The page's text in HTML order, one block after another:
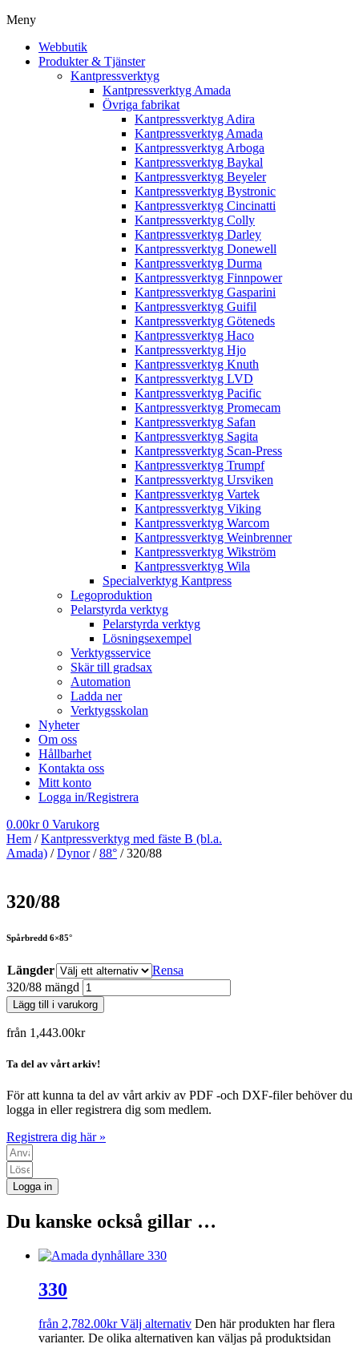
Meny
Webbutik
Produkter & Tjänster
Kantpressverktyg
Kantpressverktyg Amada
Övriga fabrikat
Kantpressverktyg Adira
Kantpressverktyg Amada
Kantpressverktyg Arboga
Kantpressverktyg Baykal
Kantpressverktyg Beyeler
Kantpressverktyg Bystronic
Kantpressverktyg Cincinatti
Kantpressverktyg Colly
Kantpressverktyg Darley
Kantpressverktyg Donewell
Kantpressverktyg Durma
Kantpressverktyg Finnpower
Kantpressverktyg Gasparini
Kantpressverktyg Guifil
Kantpressverktyg Göteneds
Kantpressverktyg Haco
Kantpressverktyg Hjo
Kantpressverktyg Knuth
Kantpressverktyg LVD
Kantpressverktyg Pacific
Kantpressverktyg Promecam
Kantpressverktyg Safan
Kantpressverktyg Sagita
Kantpressverktyg Scan-Press
Kantpressverktyg Trumpf
Kantpressverktyg Ursviken
Kantpressverktyg Vartek
Kantpressverktyg Viking
Kantpressverktyg Warcom
Kantpressverktyg Weinbrenner
Kantpressverktyg Wikström
Kantpressverktyg Wila
Specialverktyg Kantpress
Legoproduktion
Pelarstyrda verktyg
Pelarstyrda verktyg
Lösningsexempel
Verktygsservice
Skär till gradsax
Automation
Ladda ner
Verktygsskolan
Nyheter
Om oss
Hållbarhet
Kontakta oss
Mitt konto
Logga in/Registrera
0.00kr 0 Varukorg
Hem /Kantpressverktyg med fäste B (bl.a.
Amada) /Dynor/88° / 320/88
320/88
Spårbredd 6×85°
Längder
Rensa
320/88 mängd
Lägg till i varukorg
från 1,443.00kr
Ta del av vårt arkiv!
För att kunna ta del av vårt arkiv av PDF -och DXF-filer behöver du
logga in eller registrera dig som medlem.
Registrera dig här »
Logga in
Du kanske också gillar …
330
från 2,782.00kr Välj alternativ Den här produkten har flera
varianter. De olika alternativen kan väljas på produktsidan